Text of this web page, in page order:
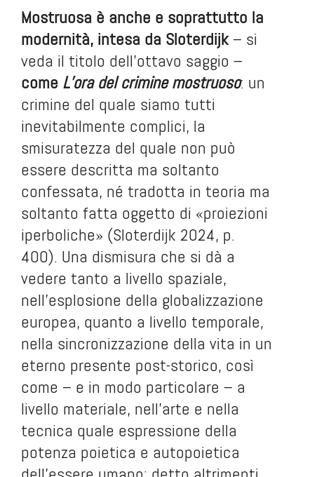
Mostruosa è anche e soprattutto la
modernità, intesa da Sloterdijk– si
veda il titolo dell’ottavo saggio –
come L’ora del crimine mostruoso: un
crimine del quale siamo tutti
inevitabilmente complici, la
smisuratezza del quale non può
essere descritta ma soltanto
confessata, né tradotta in teoria ma
soltanto fatta oggetto di «proiezioni
iperboliche» (Sloterdijk 2024, p.
400). Una dismisura che si dà a
vedere tanto a livello spaziale,
nell’esplosione della globalizzazione
europea, quanto a livello temporale,
nella sincronizzazione della vita in un
eterno presente post-storico, così
come – e in modo particolare – a
livello materiale, nell’arte e nella
tecnica quale espressione della
potenza poietica e autopoietica